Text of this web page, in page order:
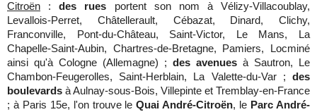
Citroën :des rues portent son nom à Vélizy-Villacoublay,
Levallois-Perret, Châtellerault, Cébazat, Dinard, Clichy,
Franconville, Pont-du-Château, Saint-Victor, Le Mans, La
Chapelle-Saint-Aubin, Chartres-de-Bretagne, Pamiers, Locminé
ainsi qu'à Cologne (Allemagne) ; des avenues à Sautron, Le
Chambon-Feugerolles, Saint-Herblain, La Valette-du-Var ; des
boulevards à Aulnay-sous-Bois, Villepinte et Tremblay-en-France
; à Paris 15e, l'on trouve leQuai André-Citroën, le Parc André-